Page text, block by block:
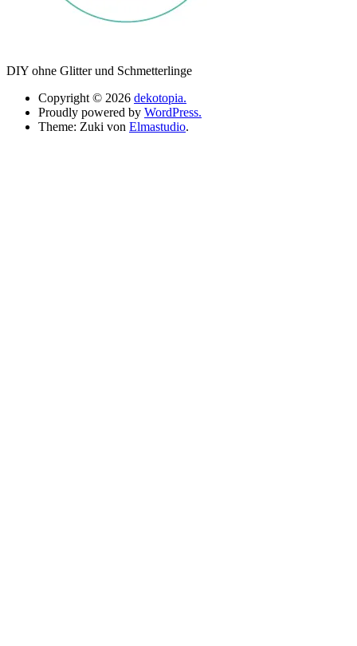
DIY ohne Glitter und Schmetterlinge
Copyright © 2026 dekotopia.
Proudly powered by WordPress.
Theme: Zuki von Elmastudio.